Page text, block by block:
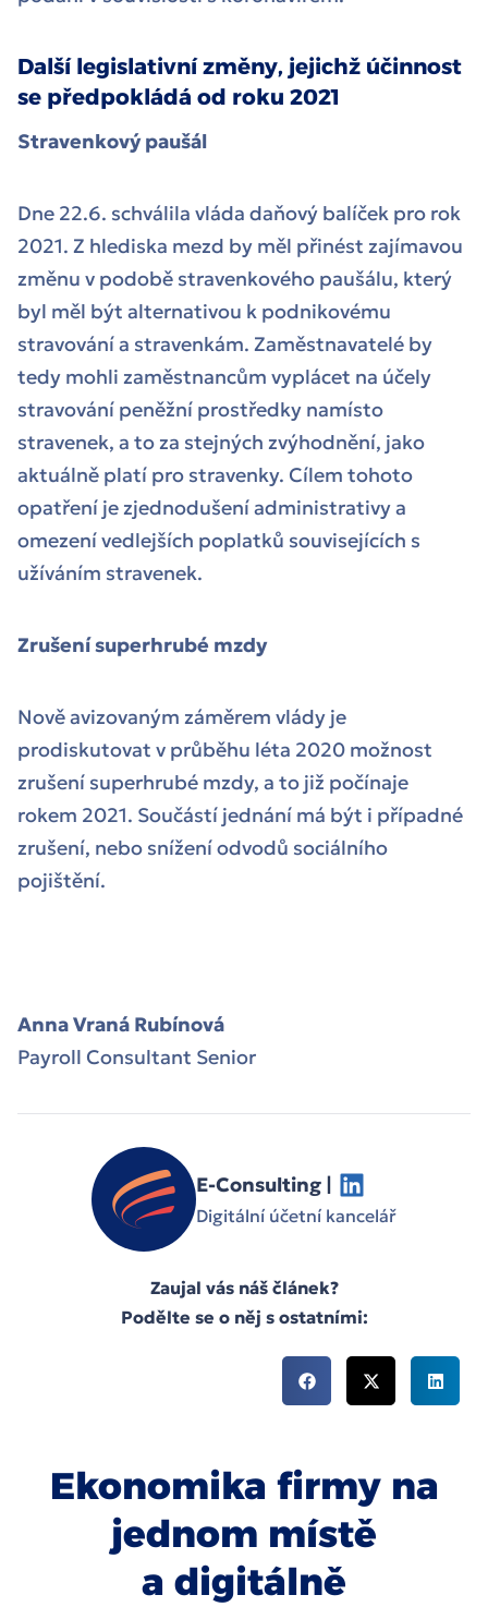
Další legislativní změny, jejichž účinnost
se předpokládá od roku 2021
Stravenkový paušál
Dne 22.6. schválila vláda daňový balíček pro rok
2021. Z hlediska mezd by měl přinést zajímavou
změnu v podobě stravenkového paušálu, který
byl měl být alternativou k podnikovému
stravování a stravenkám. Zaměstnavatelé by
tedy mohli zaměstnancům vyplácet na účely
stravování peněžní prostředky namísto
stravenek, a to za stejných zvýhodnění, jako
aktuálně platí pro stravenky. Cílem tohoto
opatření je zjednodušení administrativy a
omezení vedlejších poplatků souvisejících s
užíváním stravenek.
Zrušení superhrubé mzdy
Nově avizovaným záměrem vlády je
prodiskutovat v průběhu léta 2020 možnost
zrušení superhrubé mzdy, a to již počínaje
rokem 2021. Součástí jednání má být i případné
zrušení, nebo snížení odvodů sociálního
pojištění.
Anna Vraná Rubínová
Payroll Consultant Senior
E-Consulting |
Digitální účetní kancelář
Zaujal vás náš článek?
Podělte se o něj s ostatními:
Ekonomika firmy na
jednom místě
a digitálně